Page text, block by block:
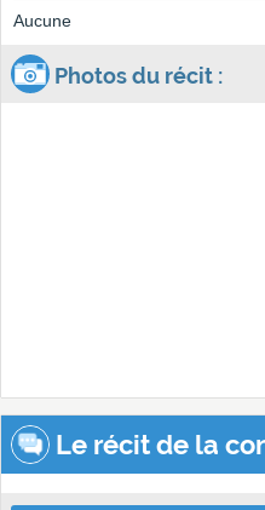
Aucune
Photos du récit :
Le récit de la